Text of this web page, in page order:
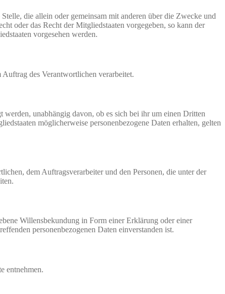
die allein oder gemeinsam mit anderen über die Zwecke und
oder das Recht der Mitgliedstaaten vorgegeben, so kann der
vorgesehen werden.
des Verantwortlichen verarbeitet.
werden, unabhängig davon, ob es sich bei ihr um einen Dritten
möglicherweise personenbezogene Daten erhalten, gelten
dem Auftragsverarbeiter und den Personen, die unter der
Willensbekundung in Form einer Erklärung oder einer
personenbezogenen Daten einverstanden ist.
entnehmen.